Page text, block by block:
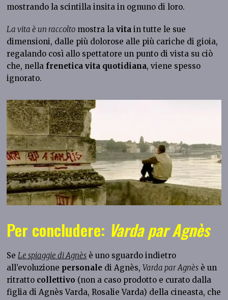
mostrando la scintilla insita in ognuno di loro.
La vita è un raccolto mostra lavitain tutte le sue
dimensioni, dalle più dolorose alle più cariche di gioia,
regalando così allo spettatore un punto di vista su ciò
che, nella frenetica vita quotidiana, viene spesso
ignorato.
Per concludere: Varda par Agnès
Se Le spiaggie di Agnès è uno sguardo indietro
all’evoluzione personale di Agnès,Varda par Agnès è un
ritratto collettivo (non a caso prodotto e curato dalla
figlia di Agnès Varda, Rosalie Varda) della cineasta, che